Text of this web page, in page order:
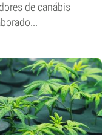
de canábis